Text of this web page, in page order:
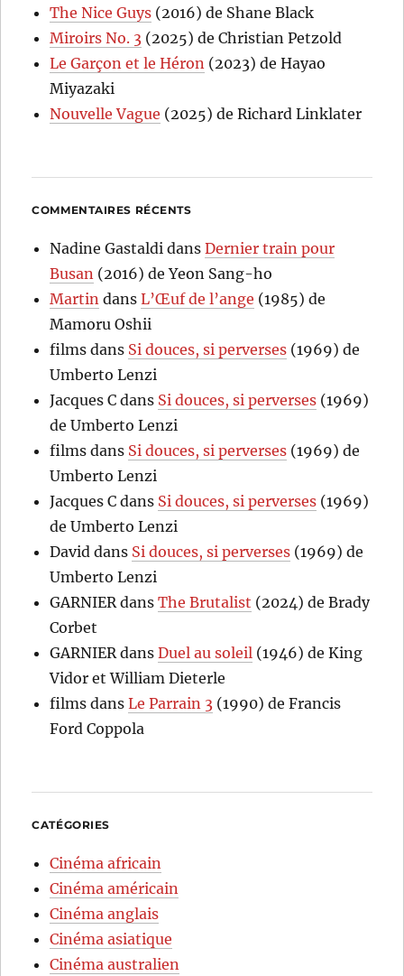
The Nice Guys (2016) de Shane Black
Miroirs No. 3 (2025) de Christian Petzold
Le Garçon et le Héron (2023) de Hayao
Miyazaki
Nouvelle Vague (2025) de Richard Linklater
COMMENTAIRES RÉCENTS
Nadine Gastaldi dansDernier train pour
Busan (2016) de Yeon Sang-ho
Martin dansL’Œuf de l’ange (1985) de
Mamoru Oshii
films dans Si douces, si perverses (1969) de
Umberto Lenzi
Jacques C dans Si douces, si perverses (1969)
de Umberto Lenzi
films dans Si douces, si perverses (1969) de
Umberto Lenzi
Jacques C dans Si douces, si perverses (1969)
de Umberto Lenzi
David dans Si douces, si perverses (1969) de
Umberto Lenzi
GARNIER dansThe Brutalist (2024) de Brady
Corbet
GARNIER dansDuel au soleil (1946) de King
Vidor et William Dieterle
films dansLe Parrain 3 (1990) de Francis
Ford Coppola
CATÉGORIES
Cinéma africain
Cinéma américain
Cinéma anglais
Cinéma asiatique
Cinéma australien